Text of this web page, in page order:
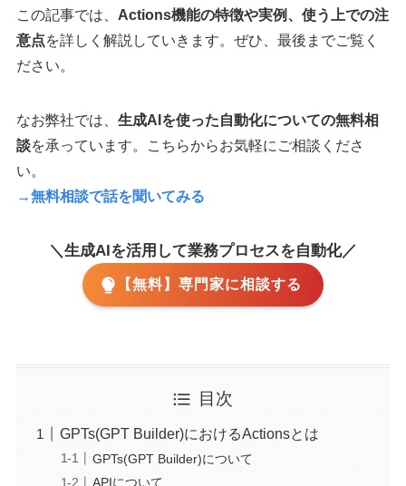
この記事では、 Actions機能の特徴や実例、使う上での注
意点を詳しく解説していきます。ぜひ、最後までご覧く
ださい。
なお弊社では、 生成AIを使った自動化についての無料相
談を承っています。こちらからお気軽にご相談くださ
い。
→無料相談で話を聞いてみる
＼生成AIを活用して業務プロセスを自動化／
【無料】専門家に相談する
目次
GPTs(GPT Builder)におけるActionsとは
GPTs(GPT Builder)について
APIについて